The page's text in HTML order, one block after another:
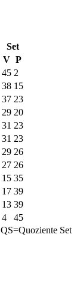
Set
V P
45 2
38 15
37 23
29 20
31 23
31 23
29 26
27 26
15 35
17 39
13 39
4
45
QS=Quoziente Set